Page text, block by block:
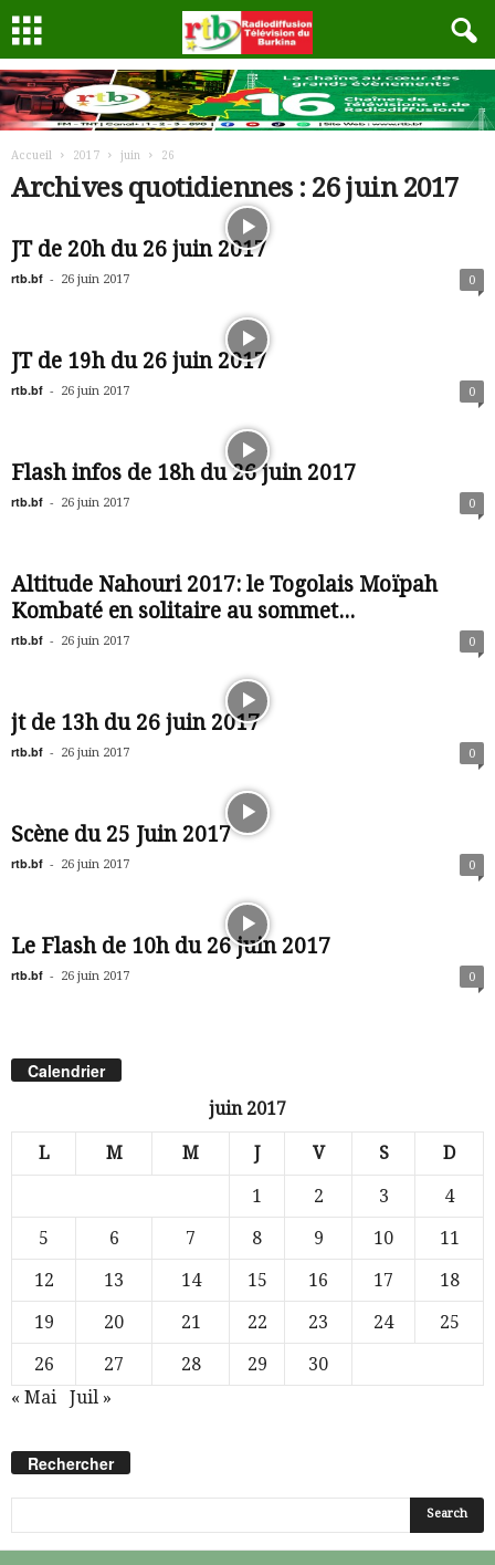
Accueil 2017 juin 26
Archives quotidiennes : 26 juin 2017
JT de 20h du 26 juin 2017
rtb.bf - 26 juin 2017 0
JT de 19h du 26 juin 2017
rtb.bf - 26 juin 2017 0
Flash infos de 18h du 26 juin 2017
rtb.bf - 26 juin 2017 0
Altitude Nahouri 2017: le Togolais Moïpah
Kombaté en solitaire au sommet...
rtb.bf - 26 juin 2017 0
jt de 13h du 26 juin 2017
rtb.bf - 26 juin 2017 0
Scène du 25 Juin 2017
rtb.bf - 26 juin 2017 0
Le Flash de 10h du 26 juin 2017
rtb.bf - 26 juin 2017 0
Calendrier
juin 2017
L M M J V S D
1 2 3
4
5
6 7 8 9 10
11
12
13 14 15 16 17
18
19
20 21 22 23 24
25
26
27 28 29
30
« Mai
Juil »
Rechercher